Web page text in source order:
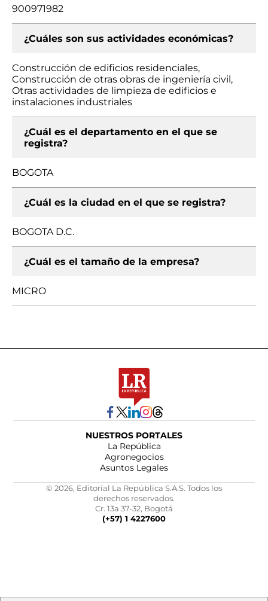
900971982
¿Cuáles son sus actividades económicas?
Construcción de edificios residenciales,
Construcción de otras obras de ingeniería civil,
Otras actividades de limpieza de edificios e
instalaciones industriales
¿Cuál es el departamento en el que se
registra?
BOGOTA
¿Cuál es la ciudad en el que se registra?
BOGOTA D.C.
¿Cuál es el tamaño de la empresa?
MICRO
NUESTROS PORTALES
La República
Agronegocios
Asuntos Legales
© 2026, Editorial La República S.A.S. Todos los
derechos reservados.
Cr. 13a 37-32, Bogotá
(+57) 1 4227600